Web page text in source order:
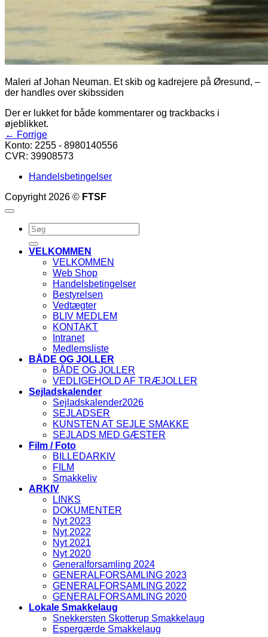
Maleri af Johan Neuman. Et skib og kadrejere på Øresund, –
der handles over skibssiden
Der er lukket for både kommentarer og trackbacks i
øjeblikket.
← Forrige
Konto: 2255 - 8980140556
CVR: 39908573
Handelsbetingelser
Copyright 2026 © FTSF
Søg
efter:
VELKOMMEN
VELKOMMEN
Web Shop
Handelsbetingelser
Bestyrelsen
Vedtægter
BLIV MEDLEM
KONTAKT
Intranet
Medlemsliste
BÅDE OG JOLLER
BÅDE OG JOLLER
VEDLIGEHOLD AF TRÆJOLLER
Sejladskalender
Sejladskalender2026
SEJLADSER
KUNSTEN AT SEJLE SMAKKE
SEJLADS MED GÆSTER
Film / Foto
BILLEDARKIV
FILM
Smakkeliv
ARKIV
LINKS
DOKUMENTER
Nyt 2023
Nyt 2022
Nyt 2021
Nyt 2020
Generalforsamling 2024
GENERALFORSAMLING 2023
GENERALFORSAMLING 2022
GENERALFORSAMLING 2020
Lokale Smakkelaug
Snekkersten Skotterup Smakkelaug
Espergærde Smakkelaug